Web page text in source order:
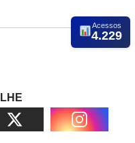
Acessos
4.229